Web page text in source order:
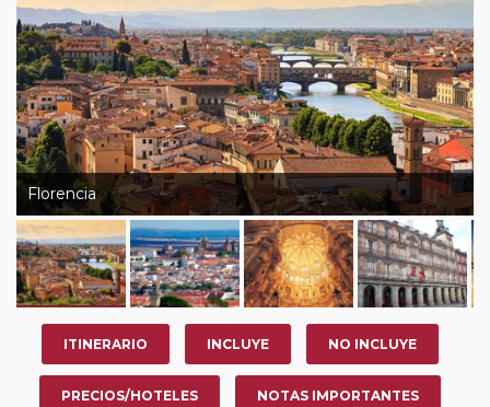
Florencia
ITINERARIO INCLUYE NO INCLUYE
PRECIOS/HOTELES NOTAS IMPORTANTES